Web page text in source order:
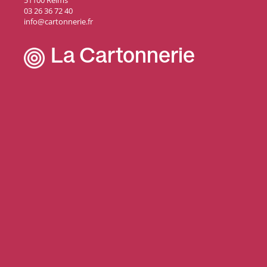
03 26 36 72 40
info@cartonnerie.fr
La Cartonnerie